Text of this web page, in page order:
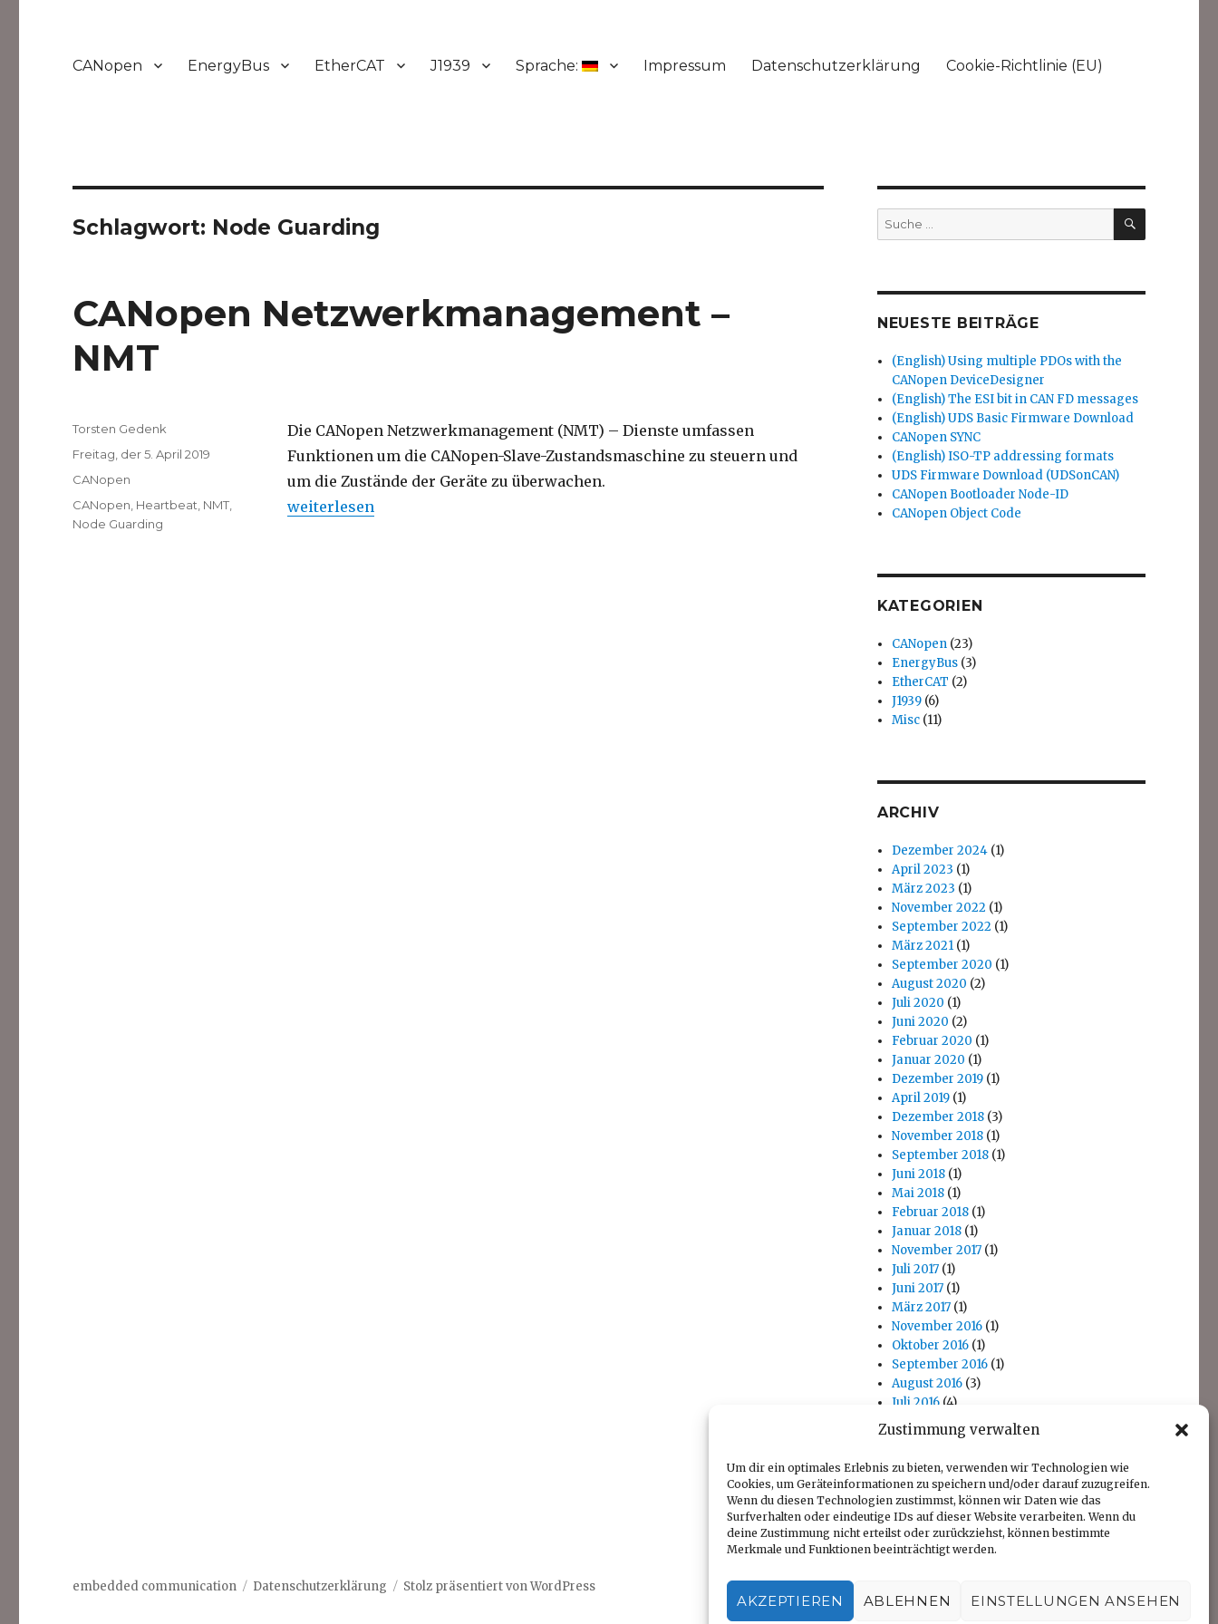
Zustimmung verwalten
Um dir ein optimales Erlebnis zu bieten, verwenden wir Technologien wie
Cookies, um Geräteinformationen zu speichern und/oder darauf zuzugreifen.
Wenn du diesen Technologien zustimmst, können wir Daten wie das
Surfverhalten oder eindeutige IDs auf dieser Website verarbeiten. Wenn du
deine Zustimmung nicht erteilst oder zurückziehst, können bestimmte
Merkmale und Funktionen beeinträchtigt werden.
AKZEPTIEREN ABLEHNEN EINSTELLUNGEN ANSEHEN
CANopen EnergyBus EtherCAT J1939 Sprache: Impressum Datenschutzerklärung Cookie-Richtlinie (EU)
Schlagwort: Node Guarding
CANopen Netzwerkmanagement –
NMT
Die CANopen Netzwerkmanagement (NMT) – Dienste umfassen
Funktionen um die CANopen-Slave-Zustandsmaschine zu steuern und
um die Zustände der Geräte zu überwachen.
„CANopen Netzwerkmanagement – NMT“
weiterlesen
Autor
Torsten Gedenk
Veröffentlicht
Freitag, der 5. April 2019
Kategorien
CANopen
Schlagwörter
CANopen Heartbeat NMT
Node Guarding
Suche
nach:
SUCHEN
NEUESTE BEITRÄGE
(English) Using multiple PDOs with the
CANopen DeviceDesigner
(English) The ESI bit in CAN FD messages
(English) UDS Basic Firmware Download
CANopen SYNC
(English) ISO-TP addressing formats
UDS Firmware Download (UDSonCAN)
CANopen Bootloader Node-ID
CANopen Object Code
KATEGORIEN
CANopen (23)
EnergyBus (3)
EtherCAT (2)
J1939 (6)
Misc (11)
ARCHIV
Dezember 2024 (1)
April 2023 (1)
März 2023 (1)
November 2022 (1)
September 2022 (1)
März 2021 (1)
September 2020 (1)
August 2020 (2)
Juli 2020 (1)
Juni 2020 (2)
Februar 2020 (1)
Januar 2020 (1)
Dezember 2019 (1)
April 2019 (1)
Dezember 2018 (3)
November 2018 (1)
September 2018 (1)
Juni 2018 (1)
Mai 2018 (1)
Februar 2018 (1)
Januar 2018 (1)
November 2017 (1)
Juli 2017 (1)
Juni 2017 (1)
März 2017 (1)
November 2016 (1)
Oktober 2016 (1)
September 2016 (1)
August 2016 (3)
Juli 2016 (4)
April 2016
November 2014
Oktober 2014
embedded communication Datenschutzerklärung Stolz präsentiert von WordPress